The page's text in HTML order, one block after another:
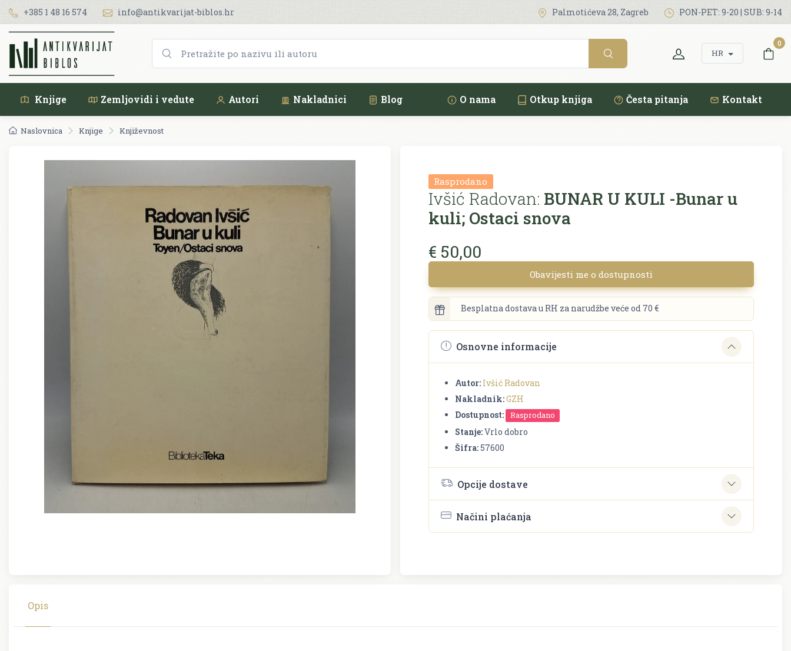
+385 1 48 16 574 info@antikvarijat-biblos.hr Palmotićeva 28, Zagreb PON-PET: 9-20 | SUB: 9-14
HR
0
Knjige Zemljovidi i vedute Autori Nakladnici Blog O nama Otkup knjiga Česta pitanja Kontakt
Naslovnica Knjige Književnost
Rasprodano
Ivšić Radovan: BUNAR U KULI -Bunar u
kuli; Ostaci snova
€ 50,00
Obavijesti me o dostupnosti
Besplatna dostava u RH za narudžbe veće od 70 €
Osnovne informacije
Autor: Ivšić Radovan
Nakladnik:GZH
Dostupnost:
Rasprodano
Stanje:Vrlo dobro
Šifra:57600
Opcije dostave
Načini plaćanja
Opis